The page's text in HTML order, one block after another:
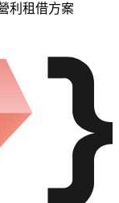
利租借方案